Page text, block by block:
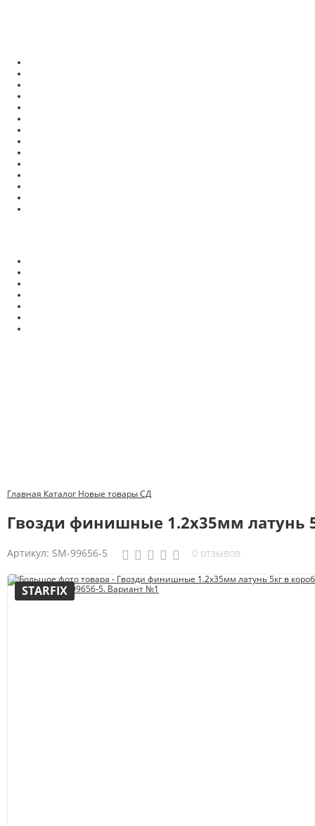
Главная Каталог Новые товарыСД
Гвозди финишные 1.2х35мм латунь
Артикул: SM-99656-5 0 отзывов
STARFIX